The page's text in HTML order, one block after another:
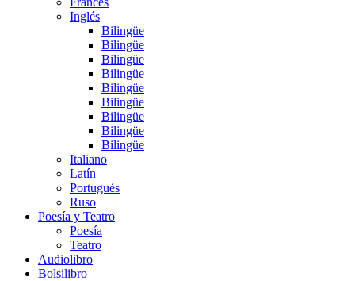
Inglés
Bilingüe
Bilingüe
Bilingüe
Bilingüe
Bilingüe
Bilingüe
Bilingüe
Bilingüe
Bilingüe
Italiano
Latín
Portugués
Ruso
Poesía y Teatro
Poesía
Teatro
Audiolibro
Bolsilibro